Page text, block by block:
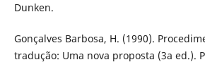
Dunken.
Gonçalves Barbosa, H. (1990).
tradução: Uma nova proposta (3a ed.).